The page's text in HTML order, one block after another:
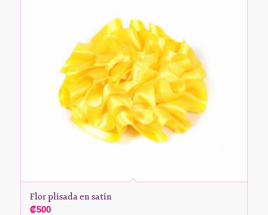
Flor plisada en satín
₡500